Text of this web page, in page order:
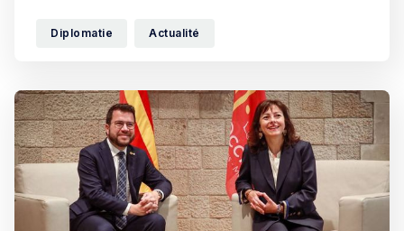
Diplomatie Actualité